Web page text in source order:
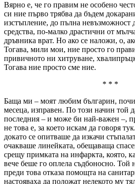
Вярно е, че го правим не особено
си ние първо трябва да бъдем
изстъпление, до пълна невъзможност
средства, по-малко драстични от
дръвника врат. Но ако се наложи, о,
Тогава, мили мои, ние просто го
привичното ни хитруване,
Тогава ние просто сме ние.
* * *
Баща ми – моят любим българин,
месеца, изправен. По този начин той
последния – и може би най-важен –,
не това е, за което искам да говоря
докато се опитваше да изкачи
очакваше линейката, обещаваща
срещу примката на инфаркта, която,
вече беше го оплела съдбоносно. Той
преди това отказа помощта на
настояваха да положат нелекото му